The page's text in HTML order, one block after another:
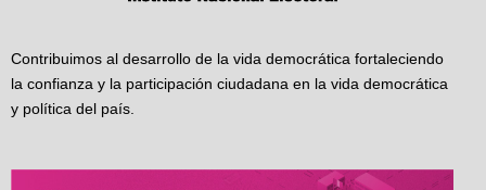
Contribuimos al desarrollo de la vida democrática fortaleciendo
la confianza y la participación ciudadana en la vida democrática
y política del país.